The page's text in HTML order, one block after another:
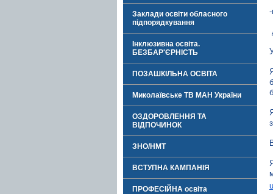
Заклади освіти обласного
підпорядкування
Інклюзивна освіта.
БЕЗБАР'ЄРНІСТЬ
ПОЗАШКІЛЬНА ОСВІТА
Миколаївське ТВ МАН України
ОЗДОРОВЛЕННЯ ТА
ВІДПОЧИНОК
ЗНО/НМТ
ВСТУПНА КАМПАНІЯ
ПРОФЕСІЙНА освіта